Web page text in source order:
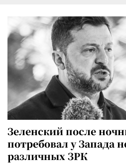
Зеленский после
потребовал у Запада
различных ЗРК